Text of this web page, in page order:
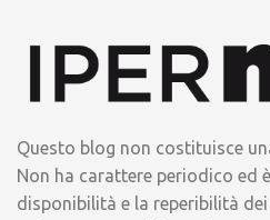
Questo blog non costituisce
Non ha carattere periodico ed
disponibilità e la reperibilità